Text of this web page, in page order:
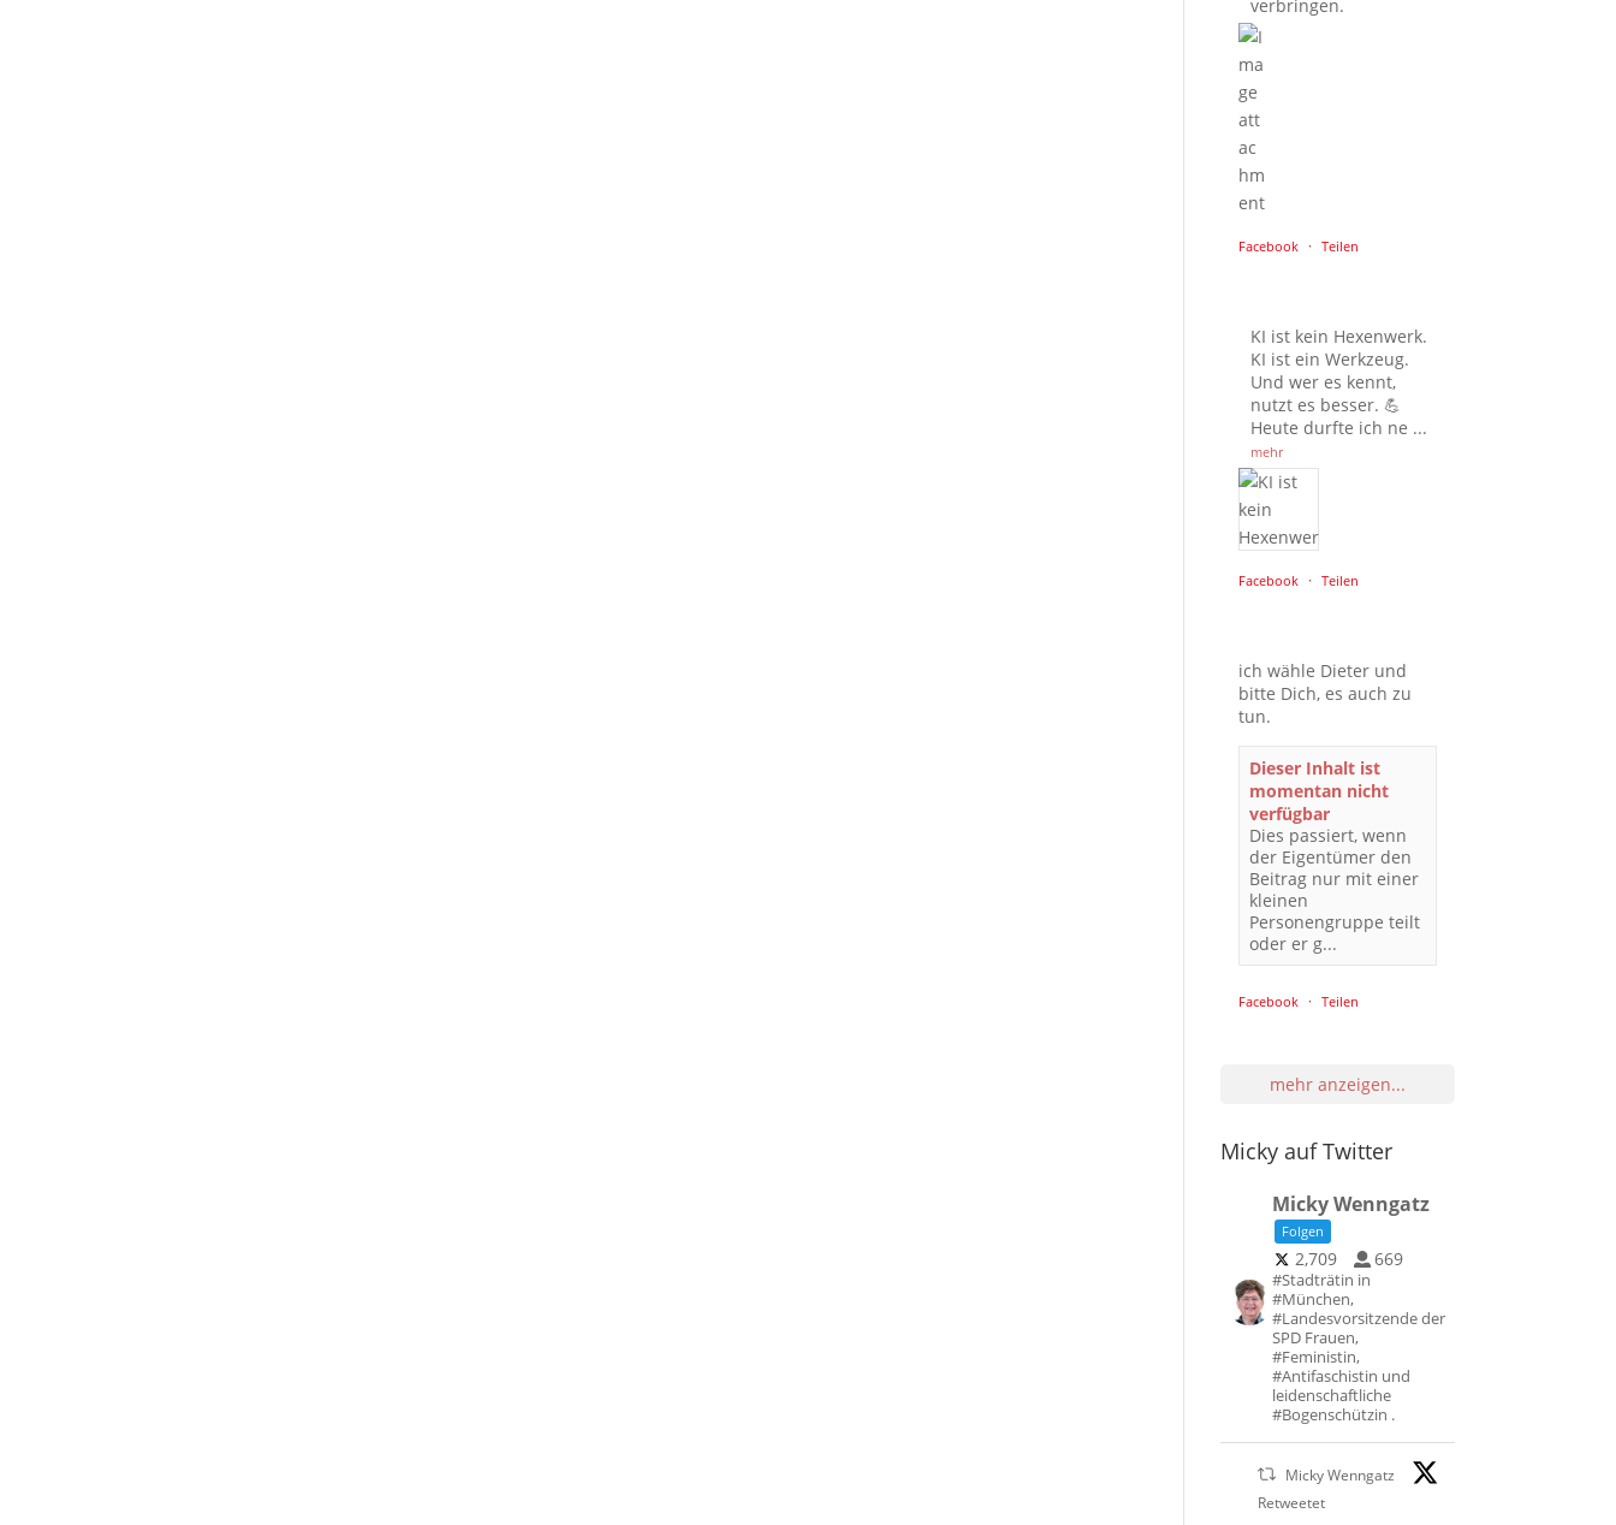
verbringen.
Facebook · Teilen
KI ist kein Hexenwerk.
KI ist ein Werkzeug.
Und wer es kennt,
nutzt es besser. 💪
Heute durfte ich ne ...
mehr
Facebook · Teilen
ich wähle Dieter und
bitte Dich, es auch zu
tun.
Dieser Inhalt ist
momentan nicht
verfügbar
Dies passiert, wenn
der Eigentümer den
Beitrag nur mit einer
kleinen
Personengruppe teilt
oder er g...
Facebook · Teilen
mehr anzeigen...
Micky auf Twitter
Micky Wenngatz
Folgen
2,709 669
#Stadträtin in
#München,
#Landesvorsitzende der
SPD Frauen,
#Feministin,
#Antifaschistin und
leidenschaftliche
#Bogenschützin .
Micky Wenngatz
Retweetet